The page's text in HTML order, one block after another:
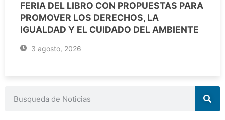
FERIA DEL LIBRO CON PROPUESTAS PARA
PROMOVER LOS DERECHOS, LA
IGUALDAD Y EL CUIDADO DEL AMBIENTE
3 agosto, 2026